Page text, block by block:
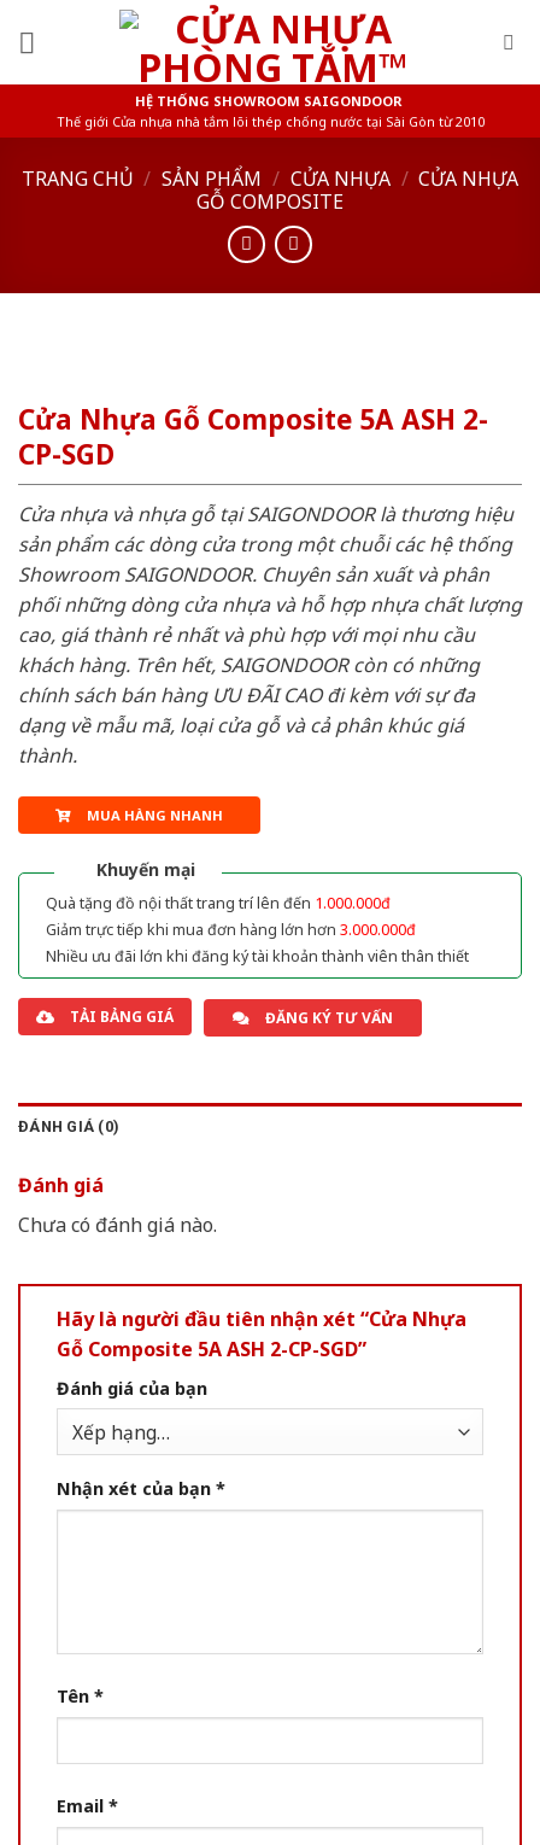
HỆ THỐNG SHOWROOM SAIGONDOOR
Thế giới Cửa nhựa nhà tắm lõi thép chống nước tại Sài Gòn từ 2010
TRANG CHỦ / SẢN PHẨM / CỬA NHỰA / CỬA NHỰA
GỖ COMPOSITE
Cửa Nhựa Gỗ Composite 5A ASH 2-
CP-SGD
Cửa nhựa và nhựa gỗ tại SAIGONDOOR là thương hiệu
sản phẩm các dòng cửa trong một chuỗi các hệ thống
Showroom SAIGONDOOR. Chuyên sản xuất và phân
phối những dòng cửa nhựa và hỗ hợp nhựa chất lượng
cao, giá thành rẻ nhất và phù hợp với mọi nhu cầu
khách hàng. Trên hết, SAIGONDOOR còn có những
chính sách bán hàng ƯU ĐÃI CAO đi kèm với sự đa
dạng về mẫu mã, loại cửa gỗ và cả phân khúc giá
thành.
MUA HÀNG NHANH
Khuyến mại
Quà tặng đồ nội thất trang trí lên đến 1.000.000đ
Giảm trực tiếp khi mua đơn hàng lớn hơn 3.000.000đ
Nhiều ưu đãi lớn khi đăng ký tài khoản thành viên thân thiết
TẢI BẢNG GIÁ ĐĂNG KÝ TƯ VẤN
ĐÁNH GIÁ (0)
Đánh giá
Chưa có đánh giá nào.
Hãy là người đầu tiên nhận xét “Cửa Nhựa
Gỗ Composite 5A ASH 2-CP-SGD”
Đánh giá của bạn
Nhận xét của bạn *
Tên *
Email *